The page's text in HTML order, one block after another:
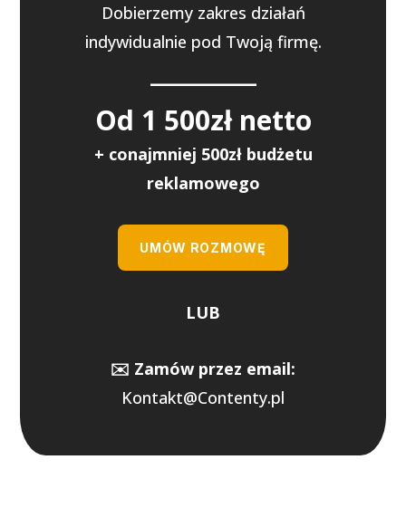
Dobierzemy zakres działań
indywidualnie pod Twoją firmę.
Od 1 500zł netto
+ conajmniej 500zł budżetu
reklamowego
UMÓW ROZMOWĘ
LUB
✉️ Zamów przez email:
Kontakt@Contenty.pl